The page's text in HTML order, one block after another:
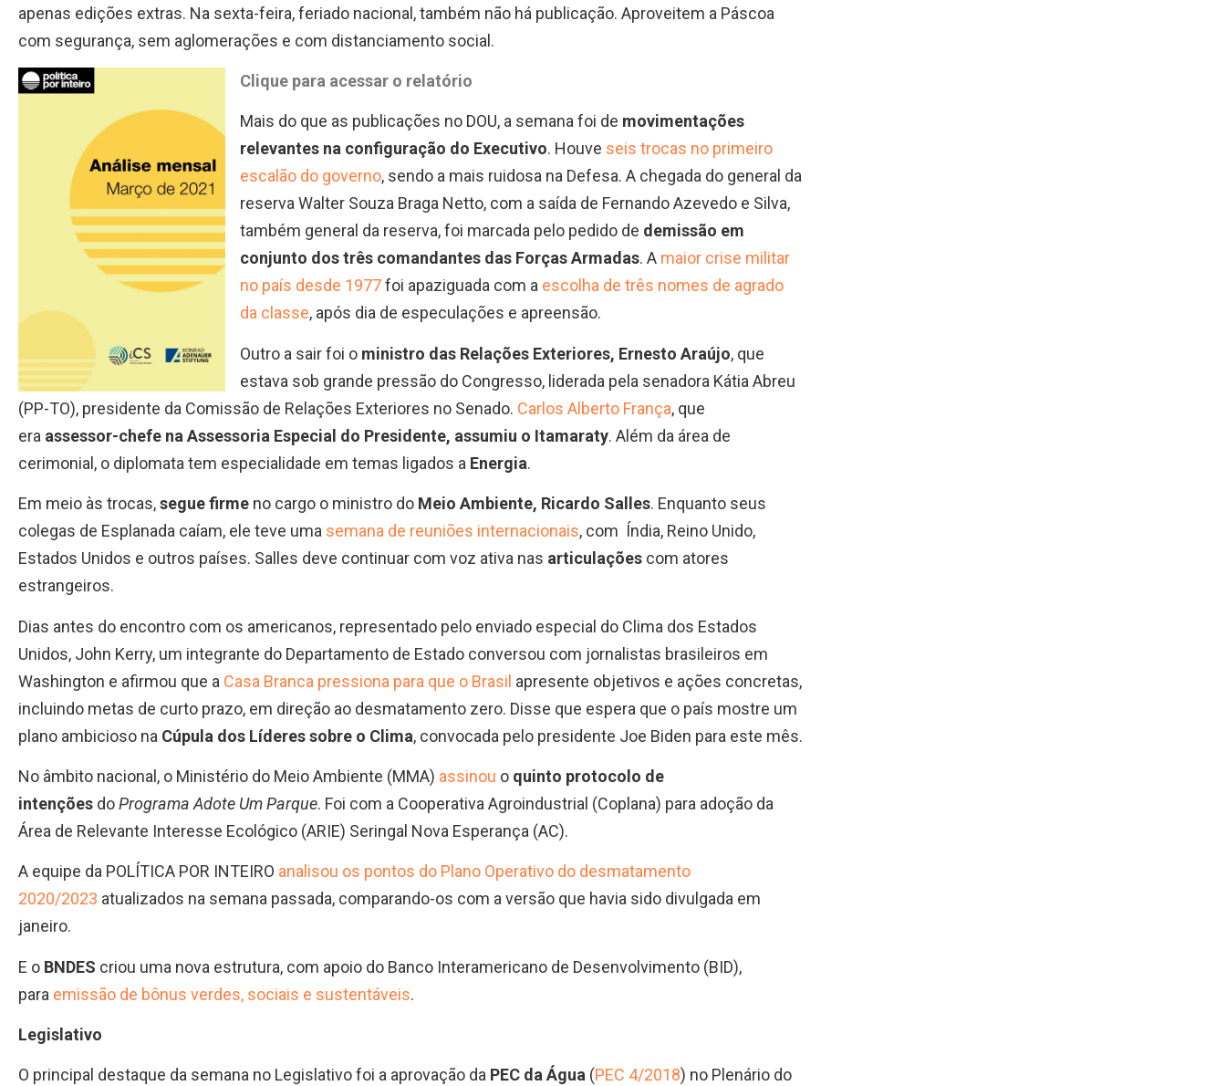
apenas edições extras. Na sexta-feira, feriado nacional, também não há publicação. Aproveitem a Páscoa
com segurança, sem aglomerações e com distanciamento social.
Clique para acessar o relatório
Mais do que as publicações no DOU, a semana foi de movimentações
relevantes na configuração do Executivo. Houve seis trocas no primeiro
escalão do governo, sendo a mais ruidosa na Defesa. A chegada do general da
reserva Walter Souza Braga Netto, com a saída de Fernando Azevedo e Silva,
também general da reserva, foi marcada pelo pedido de demissão em
conjunto dos três comandantes das Forças Armadas. A maior crise militar
no país desde 1977foi apaziguada com a escolha de três nomes de agrado
da classe, após dia de especulações e apreensão.
Outro a sair foi o ministro das Relações Exteriores, Ernesto Araújo, que
estava sob grande pressão do Congresso, liderada pela senadora Kátia Abreu
(PP-TO), presidente da Comissão de Relações Exteriores no Senado. Carlos Alberto França, que
era assessor-chefe na Assessoria Especial do Presidente, assumiu o Itamaraty. Além da área de
cerimonial, o diplomata tem especialidade em temas ligados a Energia.
Em meio às trocas,segue firme no cargo o ministro do Meio Ambiente, Ricardo Salles. Enquanto seus
colegas de Esplanada caíam, ele teve uma semana de reuniões internacionais, com Índia, Reino Unido,
Estados Unidos e outros países. Salles deve continuar com voz ativa nas articulações com atores
estrangeiros.
Dias antes do encontro com os americanos, representado pelo enviado especial do Clima dos Estados
Unidos, John Kerry, um integrante do Departamento de Estado conversou com jornalistas brasileiros em
Washington e afirmou que a Casa Branca pressiona para que o Brasil apresente objetivos e ações concretas,
incluindo metas de curto prazo, em direção ao desmatamento zero. Disse que espera que o país mostre um
plano ambicioso na Cúpula dos Líderes sobre o Clima, convocada pelo presidente Joe Biden para este mês.
No âmbito nacional, o Ministério do Meio Ambiente (MMA) assinou o quinto protocolo de
intenções doPrograma Adote Um Parque. Foi com a Cooperativa Agroindustrial (Coplana) para adoção da
Área de Relevante Interesse Ecológico (ARIE) Seringal Nova Esperança (AC).
A equipe da POLÍTICA POR INTEIRO analisou os pontos do Plano Operativo do desmatamento
2020/2023 atualizados na semana passada, comparando-os com a versão que havia sido divulgada em
janeiro.
E o BNDES criou uma nova estrutura, com apoio do Banco Interamericano de Desenvolvimento (BID),
para emissão de bônus verdes, sociais e sustentáveis.
Legislativo
O principal destaque da semana no Legislativo foi a aprovação da PEC da Água (PEC 4/2018) no Plenário do